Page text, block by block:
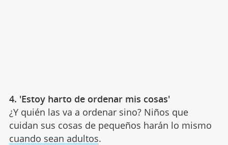
4. 'Estoy harto de ordenar mis cosas'
¿Y quién las va a ordenar sino? Niños que
cuidan sus cosas de pequeños harán lo mismo
cuando sean adultos.